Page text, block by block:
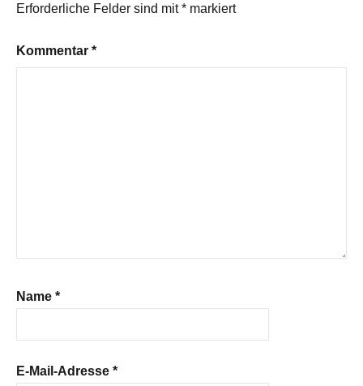
Erforderliche Felder sind mit* markiert
Kommentar *
Name *
E-Mail-Adresse *